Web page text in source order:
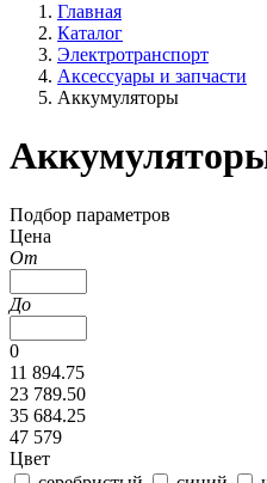
Главная
Каталог
Электротранспорт
Аксессуары и запчасти
Аккумуляторы
Подбор параметров
Цена
От
До
0
11 894.75
23 789.50
35 684.25
47 579
Цвет